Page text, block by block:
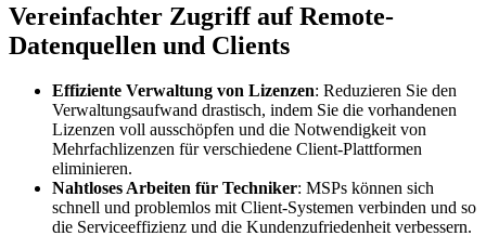
Vereinfachter Zugriff auf Remote-
Datenquellen und Clients
Effiziente Verwaltung von Lizenzen: Reduzieren Sie den
Verwaltungsaufwand drastisch, indem Sie die vorhandenen
Lizenzen voll ausschöpfen und die Notwendigkeit von
Mehrfachlizenzen für verschiedene Client-Plattformen
eliminieren.
Nahtloses Arbeiten für Techniker: MSPs können sich
schnell und problemlos mit Client-Systemen verbinden und so
die Serviceeffizienz und die Kundenzufriedenheit verbessern.